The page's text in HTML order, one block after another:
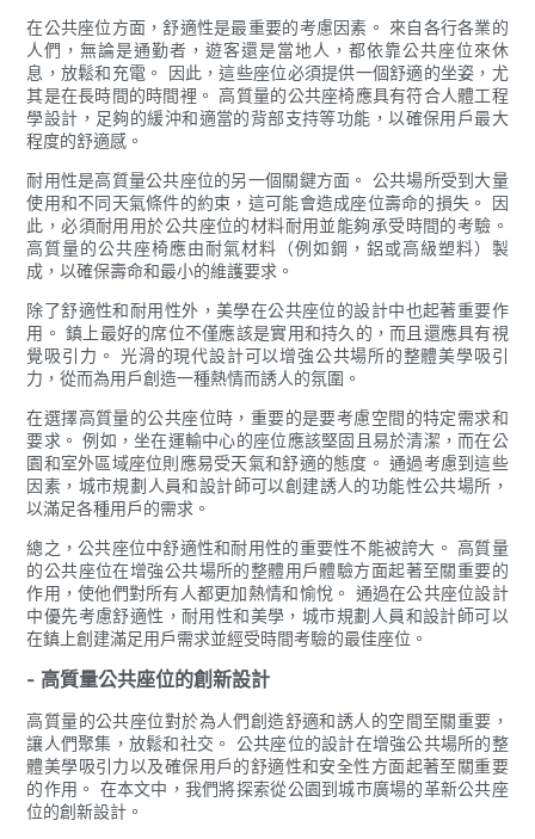
在公共座位方面，舒適性是最重要的考慮因素。 來自各行各業的
人們，無論是通勤者，遊客還是當地人，都依靠公共座位來休
息，放鬆和充電。 因此，這些座位必須提供一個舒適的坐姿，尤
其是在長時間的時間裡。 高質量的公共座椅應具有符合人體工程
學設計，足夠的緩沖和適當的背部支持等功能，以確保用戶最大
程度的舒適感。
耐用性是高質量公共座位的另一個關鍵方面。 公共場所受到大量
使用和不同天氣條件的約束，這可能會造成座位壽命的損失。 因
此，必須耐用用於公共座位的材料耐用並能夠承受時間的考驗。
高質量的公共座椅應由耐氣材料（例如鋼，鋁或高級塑料）製
成，以確保壽命和最小的維護要求。
除了舒適性和耐用性外，美學在公共座位的設計中也起著重要作
用。 鎮上最好的席位不僅應該是實用和持久的，而且還應具有視
覺吸引力。 光滑的現代設計可以增強公共場所的整體美學吸引
力，從而為用戶創造一種熱情而誘人的氛圍。
在選擇高質量的公共座位時，重要的是要考慮空間的特定需求和
要求。 例如，坐在運輸中心的座位應該堅固且易於清潔，而在公
園和室外區域座位則應易受天氣和舒適的態度。 通過考慮到這些
因素，城市規劃​​人員和設計師可以創建誘人的功能性公共場所，
以滿足各種用戶的需求。
總之，公共座位中舒適性和耐用性的重要性不能被誇大。 高質量
的公共座位在增強公共場所的整體用戶體驗方面起著至關重要的
作用，使他們對所有人都更加熱情和愉悅。 通過在公共座位設計
中優先考慮舒適性，耐用性和美學，城市規劃​​人員和設計師可以
在鎮上創建滿足用戶需求並經受時間考驗的最佳座位。
- 高質量公共座位的創新設計
高質量的公共座位對於為人們創造舒適和誘人的空間至關重要，
讓人們聚集，放鬆和社交。 公共座位的設計在增強公共場所的整
體美學吸引力以及確保用戶的舒適性和安全性方面起著至關重要
的作用。 在本文中，我們將探索從公園到城市廣場的革新公共座
位的創新設計。